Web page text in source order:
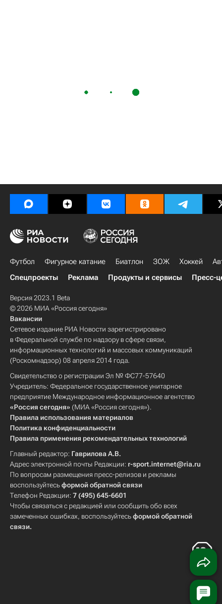
Футбол Фигурное катание Биатлон ЗОЖ Хоккей
Спецпроекты
Реклама Продукты и сервисы Пресс-
Версия 2023.1 Beta
© 2026 МИА «Россия сегодня»
Вакансии
Сетевое издание РИА Новости зарегистрировано
в Федеральной службе по надзору в сфере связи,
информационных технологий и массовых коммуникаций
(Роскомнадзор) 08 апреля 2014 года.
Свидетельство о регистрации Эл № ФС77-57640
Учредитель: Федеральное государственное унитарное
предприятие Международное информационное агентство
«Россия сегодня» (МИА «Россия сегодня»).
Правила использования материалов
Политика конфиденциальности
Правила применения рекомендательных технологий
Главный редактор: Гаврилова А.В.
Адрес электронной почты Редакции: r-sport.internet@ria.ru
По вопросам размещения пресс-релизов и рекламы
воспользуйтесьформой обратной связи
Телефон Редакции: 7 (495) 645-6601
Чтобы связаться с редакцией или сообщить обо всех
замеченных ошибках, воспользуйтесьформой обратной
связи.